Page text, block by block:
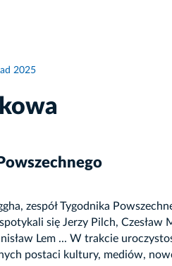
2025
zespół Tygodnika
się Jerzy Pilch,
Lem ... W trakcie
postaci kultury, mediów,